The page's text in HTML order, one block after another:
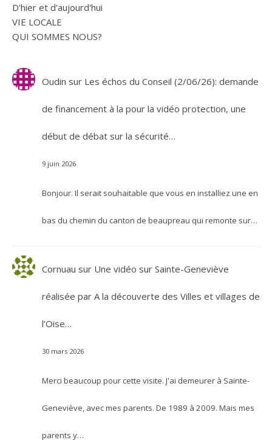
D'hier et d'aujourd'hui
VIE LOCALE
QUI SOMMES NOUS?
Oudin sur Les échos du Conseil (2/06/26): demande
de financement à la pour la vidéo protection, une
début de débat sur la sécurité…
9 juin 2026
Bonjour. Il serait souhaitable que vous en installiez une en
bas du chemin du canton de beaupreau qui remonte sur…
Cornuau sur Une vidéo sur Sainte-Geneviève
réalisée par A la découverte des Villes et villages de
l’Oise…
30 mars 2026
Merci beaucoup pour cette visite. J'ai demeurer à Sainte-
Geneviève, avec mes parents. De 1989 à 2009. Mais mes
parents y…